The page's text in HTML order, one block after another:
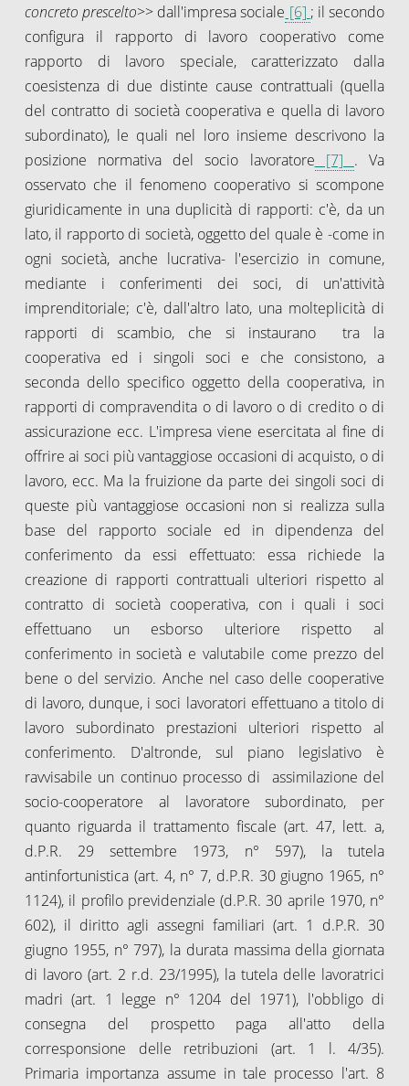
concreto prescelto>> dall'impresa sociale [6] ; il secondo
configura il rapporto di lavoro cooperativo come
rapporto di lavoro speciale, caratterizzato dalla
coesistenza di due distinte cause contrattuali (quella
del contratto di società cooperativa e quella di lavoro
subordinato), le quali nel loro insieme descrivono la
posizione normativa del socio lavoratore [7] . Va
osservato che il fenomeno cooperativo si scompone
giuridicamente in una duplicità di rapporti: c'è, da un
lato, il rapporto di società, oggetto del quale è -come in
ogni società, anche lucrativa- l'esercizio in comune,
mediante i conferimenti dei soci, di un'attività
imprenditoriale; c'è, dall'altro lato, una molteplicità di
rapporti di scambio, che si instaurano tra la
cooperativa ed i singoli soci e che consistono, a
seconda dello specifico oggetto della cooperativa, in
rapporti di compravendita o di lavoro o di credito o di
assicurazione ecc. L'impresa viene esercitata al fine di
offrire ai soci più vantaggiose occasioni di acquisto, o di
lavoro, ecc. Ma la fruizione da parte dei singoli soci di
queste più vantaggiose occasioni non si realizza sulla
base del rapporto sociale ed in dipendenza del
conferimento da essi effettuato: essa richiede la
creazione di rapporti contrattuali ulteriori rispetto al
contratto di società cooperativa, con i quali i soci
effettuano un esborso ulteriore rispetto al
conferimento in società e valutabile come prezzo del
bene o del servizio. Anche nel caso delle cooperative
di lavoro, dunque, i soci lavoratori effettuano a titolo di
lavoro subordinato prestazioni ulteriori rispetto al
conferimento. D'altronde, sul piano legislativo è
ravvisabile un continuo processo di assimilazione del
socio-cooperatore al lavoratore subordinato, per
quanto riguarda il trattamento fiscale (art. 47, lett. a,
d.P.R. 29 settembre 1973, n° 597), la tutela
antinfortunistica (art. 4, n° 7, d.P.R. 30 giugno 1965, n°
1124), il profilo previdenziale (d.P.R. 30 aprile 1970, n°
602), il diritto agli assegni familiari (art. 1 d.P.R. 30
giugno 1955, n° 797), la durata massima della giornata
di lavoro (art. 2 r.d. 23/1995), la tutela delle lavoratrici
madri (art. 1 legge n° 1204 del 1971), l'obbligo di
consegna del prospetto paga all'atto della
corresponsione delle retribuzioni (art. 1 l. 4/35).
Primaria importanza assume in tale processo l'art. 8